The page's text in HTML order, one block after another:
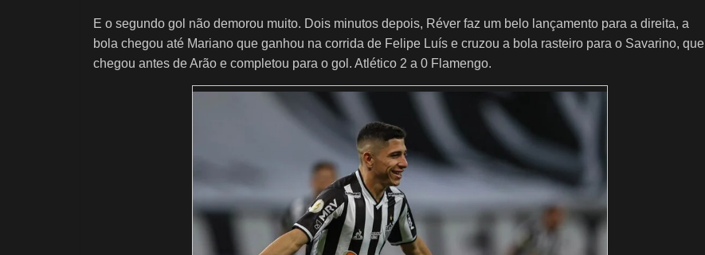
E o segundo gol não demorou muito. Dois minutos depois, Réver faz um belo lançamento para a direita, a
bola chegou até Mariano que ganhou na corrida de Felipe Luís e cruzou a bola rasteiro para o Savarino, que
chegou antes de Arão e completou para o gol. Atlético 2 a 0 Flamengo.